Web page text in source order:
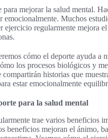
para mejorar la salud mental.
emocionalmente. Muchos
ejercicio regularmente mejora
cómo el deporte ayuda a
los procesos biológicos y
compartirán historias que
estar emocionalmente
para la salud mental
trae varios beneficios
beneficios mejoran el ánimo,